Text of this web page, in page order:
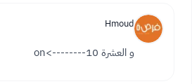
Hmoud
و العشرة 10-------->on